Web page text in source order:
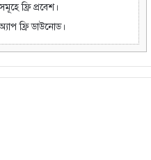
ফ্রি প্রবেশ।
ফ্রি ডাউনোড।